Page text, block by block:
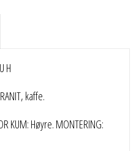
H
kaffe.
KUM: Høyre. MONTERING: